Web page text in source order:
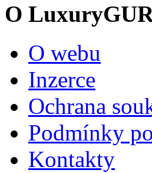
O
O webu
Inzerce
Ochrana
Podmínky
Kontakty